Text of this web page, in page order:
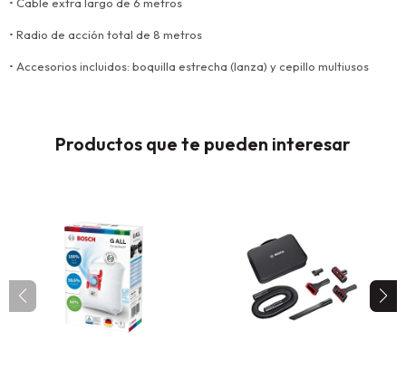
• Radio de acción total de 8 metros
• Accesorios incluidos: boquilla estrecha (lanza) y cepillo multiusos
Productos que te pueden interesar